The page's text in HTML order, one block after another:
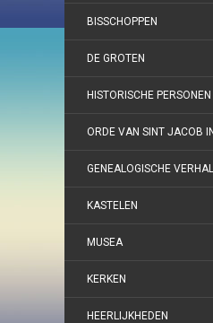
BISSCHOPPEN
DE GROTEN
HISTORISCHE PERSONEN
ORDE VAN SINT JACOB
GENEALOGISCHE
KASTELEN
MUSEA
KERKEN
HEERLIJKHEDEN